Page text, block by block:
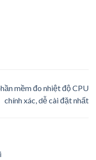
mềm đo nhiệt độ CPU
chính xác, dễ cài đặt nhất